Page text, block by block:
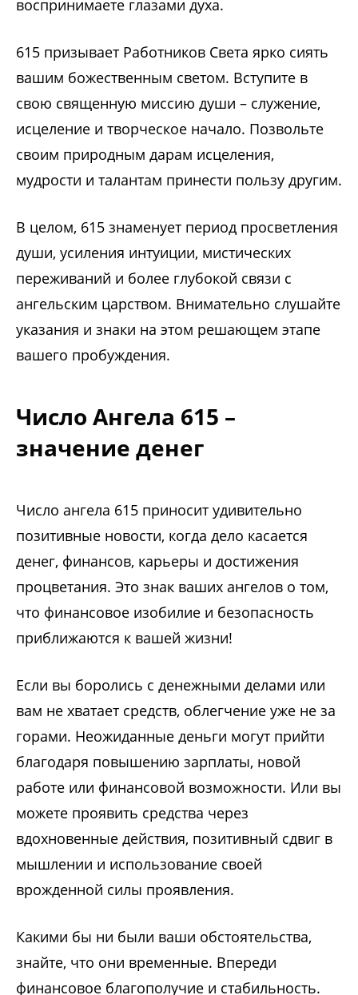
воспринимаете глазами духа.
615 призывает Работников Света ярко сиять
вашим божественным светом. Вступите в
свою священную миссию души – служение,
исцеление и творческое начало. Позвольте
своим природным дарам исцеления,
мудрости и талантам принести пользу другим.
В целом, 615 знаменует период просветления
души, усиления интуиции, мистических
переживаний и более глубокой связи с
ангельским царством. Внимательно слушайте
указания и знаки на этом решающем этапе
вашего пробуждения.
Число Ангела 615 –
значение денег
Число ангела 615 приносит удивительно
позитивные новости, когда дело касается
денег, финансов, карьеры и достижения
процветания. Это знак ваших ангелов о том,
что финансовое изобилие и безопасность
приближаются к вашей жизни!
Если вы боролись с денежными делами или
вам не хватает средств, облегчение уже не за
горами. Неожиданные деньги могут прийти
благодаря повышению зарплаты, новой
работе или финансовой возможности. Или вы
можете проявить средства через
вдохновенные действия, позитивный сдвиг в
мышлении и использование своей
врожденной силы проявления.
Какими бы ни были ваши обстоятельства,
знайте, что они временные. Впереди
финансовое благополучие и стабильность.